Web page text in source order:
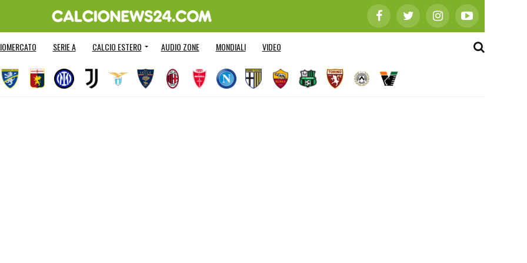
SERIE A CALCIO ESTERO AUDIO ZONE MONDIALI VIDEO